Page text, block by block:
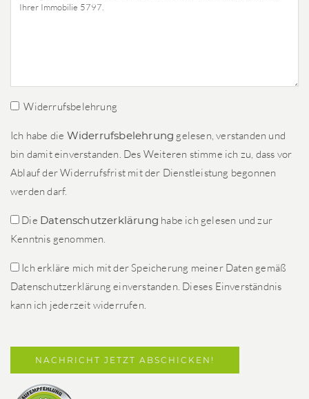
Widerrufsbelehrung
Ich habe die Widerrufsbelehrung gelesen, verstanden und
bin damit einverstanden. Des Weiteren stimme ich zu, dass vor
Ablauf der Widerrufsfrist mit der Dienstleistung begonnen
werden darf.
Die Datenschutzerklärung habe ich gelesen und zur
Kenntnis genommen.
Ich erkläre mich mit der Speicherung meiner Daten gemäß
Datenschutzerklärung einverstanden. Dieses Einverständnis
kann ich jederzeit widerrufen.